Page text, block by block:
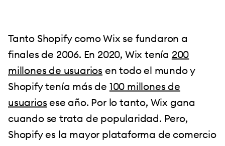
Tanto Shopify como Wix se fundaron a
finales de 2006. En 2020, Wix tenía 200
millones de usuarios en todo el mundo y
Shopify tenía más de 100 millones de
usuarios ese año. Por lo tanto, Wix gana
cuando se trata de popularidad. Pero,
Shopify es la mayor plataforma de comercio